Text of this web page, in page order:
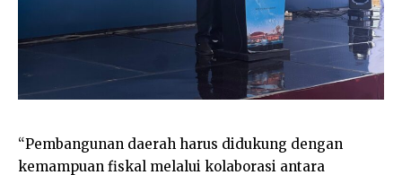
“Pembangunan daerah harus didukung dengan
kemampuan fiskal melalui kolaborasi antara